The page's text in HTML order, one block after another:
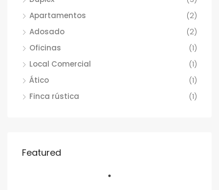
Apartamentos
(2)
Adosado
(2)
Oficinas
(1)
Local Comercial
(1)
Ático
(1)
Finca rústica
(1)
Featured